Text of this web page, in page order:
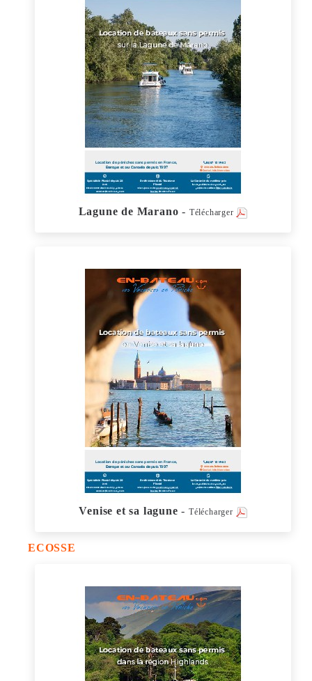
Lagune de Marano - Télécharger
Venise et sa lagune - Télécharger
ECOSSE